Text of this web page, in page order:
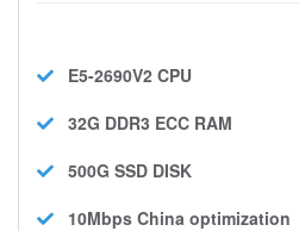
E5-2690V2 CPU
32G DDR3 ECC RAM
500G SSD DISK
10Mbps China optimization